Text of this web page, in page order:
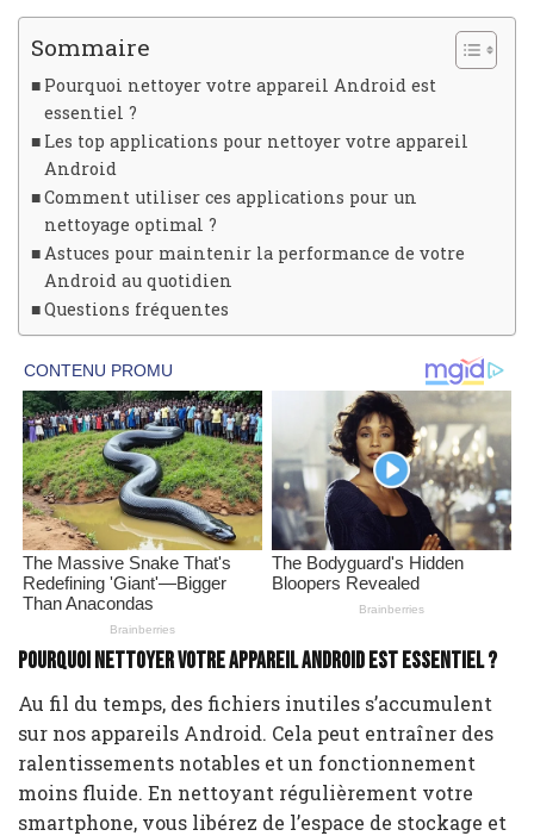
Sommaire
Pourquoi nettoyer votre appareil Android est
essentiel ?
Les top applications pour nettoyer votre appareil
Android
Comment utiliser ces applications pour un
nettoyage optimal ?
Astuces pour maintenir la performance de votre
Android au quotidien
Questions fréquentes
Pourquoi nettoyer votre appareil Android est essentiel ?
Au fil du temps, des fichiers inutiles s’accumulent
sur nos appareils Android. Cela peut entraîner des
ralentissements notables et un fonctionnement
moins fluide. En nettoyant régulièrement votre
smartphone, vous libérez de l’espace de stockage et